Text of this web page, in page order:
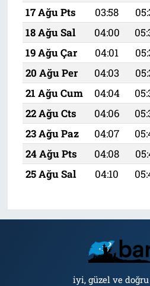
17 Ağu Pts
03:58
18 Ağu Sal
04:00
19 Ağu Çar
04:01
20 Ağu Per
04:03
21 Ağu Cum
04:04
22 Ağu Cts
04:06
23 Ağu Paz
04:07
24 Ağu Pts
04:08
25 Ağu Sal
04:10
iyi, güzel ve